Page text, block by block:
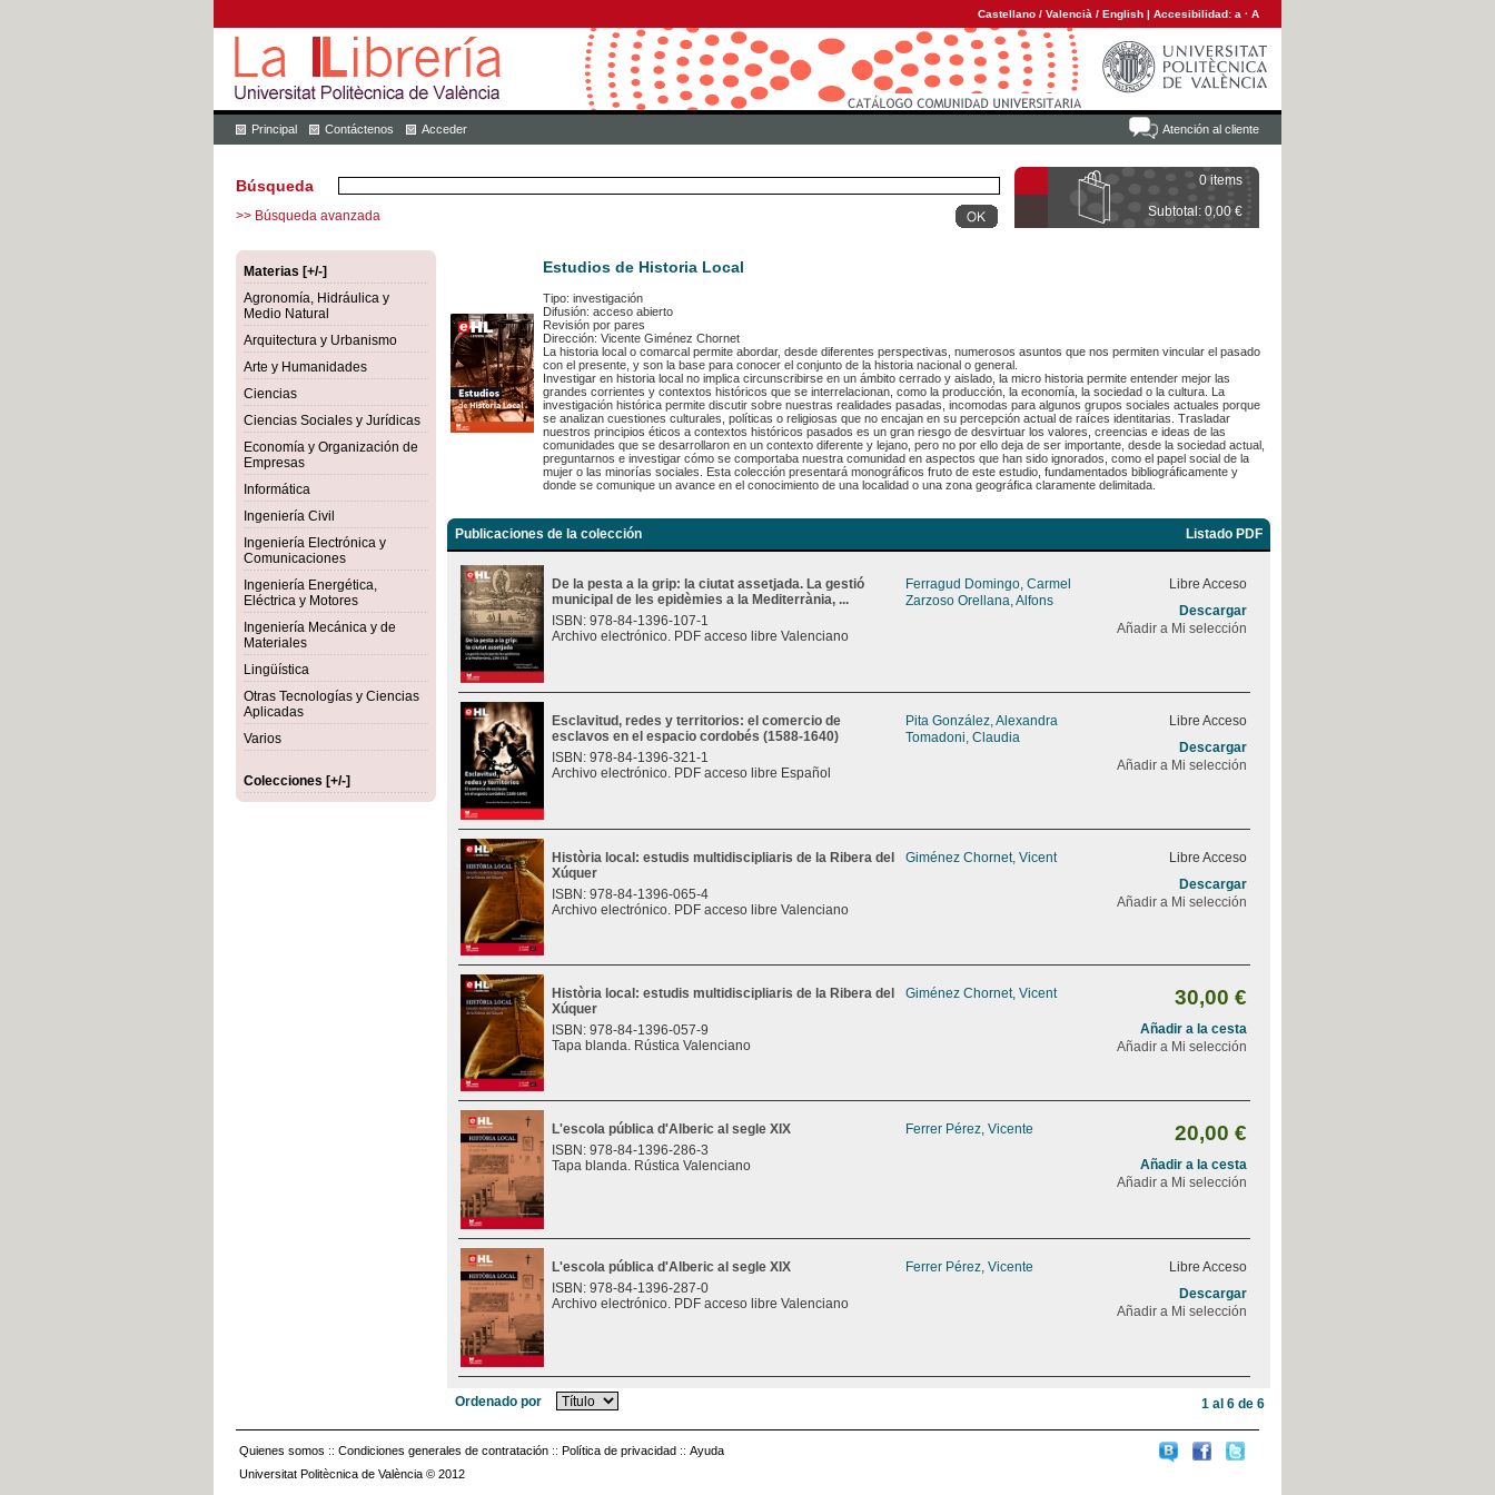
Castellano / Valencià / English | Accesibilidad: a · A
Atención al cliente
Principal Contáctenos Acceder
0 items
Subtotal: 0,00 €
Búsqueda
>> Búsqueda avanzada
Materias [+/-]
Agronomía, Hidráulica y
Medio Natural
Arquitectura y Urbanismo
Arte y Humanidades
Ciencias
Ciencias Sociales y Jurídicas
Economía y Organización de
Empresas
Informática
Ingeniería Civil
Ingeniería Electrónica y
Comunicaciones
Ingeniería Energética,
Eléctrica y Motores
Ingeniería Mecánica y de
Materiales
Lingüística
Otras Tecnologías y Ciencias
Aplicadas
Varios
Colecciones [+/-]
Estudios de Historia Local
Tipo: investigación
Difusión: acceso abierto
Revisión por pares
Dirección: Vicente Giménez Chornet
La historia local o comarcal permite abordar, desde diferentes perspectivas, numerosos asuntos que nos permiten vincular el pasado
con el presente, y son la base para conocer el conjunto de la historia nacional o general.
Investigar en historia local no implica circunscribirse en un ámbito cerrado y aislado, la micro historia permite entender mejor las
grandes corrientes y contextos históricos que se interrelacionan, como la producción, la economía, la sociedad o la cultura. La
investigación histórica permite discutir sobre nuestras realidades pasadas, incomodas para algunos grupos sociales actuales porque
se analizan cuestiones culturales, políticas o religiosas que no encajan en su percepción actual de raíces identitarias. Trasladar
nuestros principios éticos a contextos históricos pasados es un gran riesgo de desvirtuar los valores, creencias e ideas de las
comunidades que se desarrollaron en un contexto diferente y lejano, pero no por ello deja de ser importante, desde la sociedad actual,
preguntarnos e investigar cómo se comportaba nuestra comunidad en aspectos que han sido ignorados, como el papel social de la
mujer o las minorías sociales. Esta colección presentará monográficos fruto de este estudio, fundamentados bibliográficamente y
donde se comunique un avance en el conocimiento de una localidad o una zona geográfica claramente delimitada.
Publicaciones de la colección Listado PDF
De la pesta a la grip: la ciutat assetjada. La gestió
municipal de les epidèmies a la Mediterrània, ...
ISBN: 978-84-1396-107-1
Archivo electrónico. PDF acceso libre Valenciano
Ferragud Domingo, Carmel
Zarzoso Orellana, Alfons
Libre Acceso
Descargar
Añadir a Mi selección
Esclavitud, redes y territorios: el comercio de
esclavos en el espacio cordobés (1588-1640)
ISBN: 978-84-1396-321-1
Archivo electrónico. PDF acceso libre Español
Pita González, Alexandra
Tomadoni, Claudia
Libre Acceso
Descargar
Añadir a Mi selección
Història local: estudis multidiscipliaris de la Ribera del
Xúquer
ISBN: 978-84-1396-065-4
Archivo electrónico. PDF acceso libre Valenciano
Giménez Chornet, Vicent
Libre Acceso
Descargar
Añadir a Mi selección
Història local: estudis multidiscipliaris de la Ribera del
Xúquer
ISBN: 978-84-1396-057-9
Tapa blanda. Rústica Valenciano
Giménez Chornet, Vicent 30,00 €
Añadir a la cesta
Añadir a Mi selección
L'escola pública d'Alberic al segle XIX
ISBN: 978-84-1396-286-3
Tapa blanda. Rústica Valenciano
Ferrer Pérez, Vicente 20,00 €
Añadir a la cesta
Añadir a Mi selección
L'escola pública d'Alberic al segle XIX
ISBN: 978-84-1396-287-0
Archivo electrónico. PDF acceso libre Valenciano
Ferrer Pérez, Vicente
Libre Acceso
Descargar
Añadir a Mi selección
Ordenado por 1 al 6 de 6
Quienes somos :: Condiciones generales de contratación :: Política de privacidad :: Ayuda
Universitat Politècnica de València © 2012